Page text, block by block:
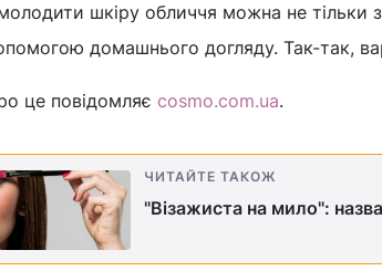
шкіру обличчя можна не тільки
домашнього догляду. Так-так,
це повідомляє cosmo.com.ua.
ЧИТАЙТЕ ТАКОЖ
"Візажиста на мило":